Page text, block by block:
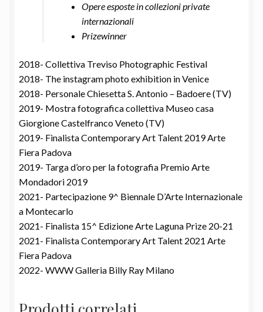
Opere esposte in collezioni private
internazionali
Prizewinner
2018- Collettiva Treviso Photographic Festival
2018- The instagram photo exhibition in Venice
2018- Personale Chiesetta S. Antonio – Badoere (TV)
2019- Mostra fotografica collettiva Museo casa
Giorgione Castelfranco Veneto (TV)
2019- Finalista Contemporary Art Talent 2019 Arte
Fiera Padova
2019- Targa d’oro per la fotografia Premio Arte
Mondadori 2019
2021- Partecipazione 9^ Biennale D’Arte Internazionale
a Montecarlo
2021- Finalista 15^ Edizione Arte Laguna Prize 20-21
2021- Finalista Contemporary Art Talent 2021 Arte
Fiera Padova
2022- WWW Galleria Billy Ray Milano